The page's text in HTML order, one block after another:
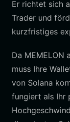
Er richtet sich
Trader und
kurzfristiges
Da MEMELON
muss Ihre
von Solana
fungiert als Ihr